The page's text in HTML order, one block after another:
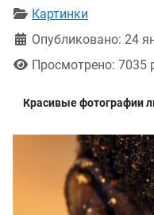
Информация о
Картинки
Опубликовано: 24
Просмотрено: 7035
Красивые фотографии